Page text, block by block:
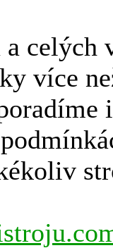
celých
více